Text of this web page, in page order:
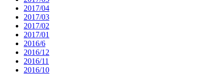
2017/04
2017/03
2017/02
2017/01
2016/6
2016/12
2016/11
2016/10